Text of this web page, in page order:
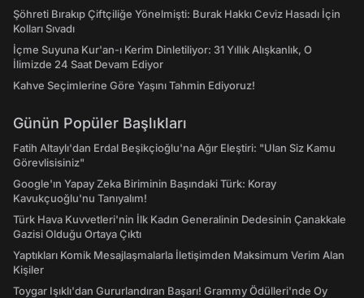
Şöhreti Bırakıp Çiftçiliğe Yönelmişti: Burak Hakkı Ceviz Hasadı İçin
Kolları Sıvadı
İçme Suyuna Kur'an-ı Kerim Dinletiliyor: 31 Yıllık Alışkanlık, O
İlimizde 24 Saat Devam Ediyor
Kahve Seçimlerine Göre Yaşını Tahmin Ediyoruz!
Günün Popüler Başlıkları
Fatih Altaylı'dan Erdal Beşikçioğlu'na Ağır Eleştiri: "Ulan Siz Kamu
Görevlisisiniz"
Google'ın Yapay Zeka Biriminin Başındaki Türk: Koray
Kavukçuoğlu'nu Tanıyalım!
Türk Hava Kuvvetleri'nin İlk Kadın Generalinin Dedesinin Çanakkale
Gazisi Olduğu Ortaya Çıktı
Yaptıkları Komik Mesajlaşmalarla İletişimden Maksimum Verim Alan
Kişiler
Toygar Işıklı'dan Gururlandıran Başarı! Grammy Ödülleri'nde Oy